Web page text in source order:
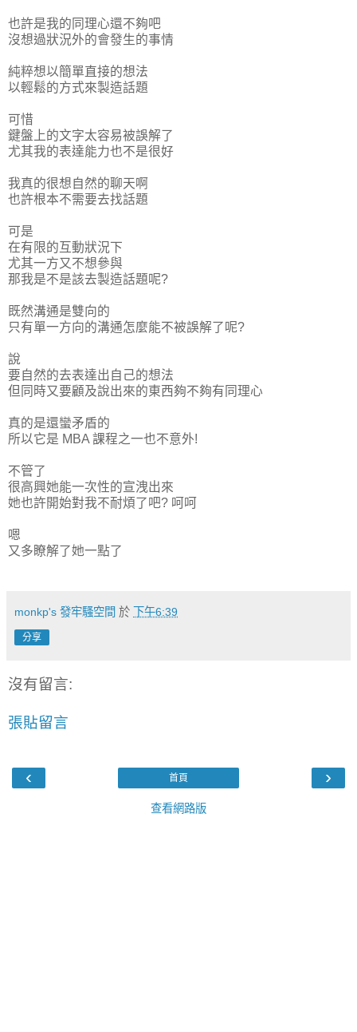
也許是我的同理心還不夠吧
沒想過狀況外的會發生的事情
純粹想以簡單直接的想法
以輕鬆的方式來製造話題
可惜
鍵盤上的文字太容易被誤解了
尤其我的表達能力也不是很好
我真的很想自然的聊天啊
也許根本不需要去找話題
可是
在有限的互動狀況下
尤其一方又不想參與
那我是不是該去製造話題呢?
既然溝通是雙向的
只有單一方向的溝通怎麼能不被誤解了呢?
說
要自然的去表達出自己的想法
但同時又要顧及說出來的東西夠不夠有同理心
真的是還蠻矛盾的
所以它是 MBA 課程之一也不意外!
不管了
很高興她能一次性的宣洩出來
她也許開始對我不耐煩了吧? 呵呵
嗯
又多瞭解了她一點了
monkp's 發牢騷空間 於 下午6:39
分享
沒有留言:
張貼留言
‹ ›
首頁
查看網路版